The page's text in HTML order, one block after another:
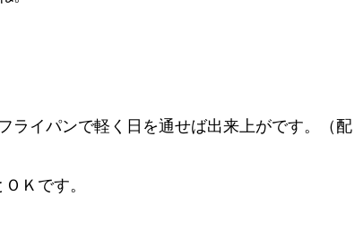
ライパンで軽く日を通せば出来上がです。（配
Ｋです。